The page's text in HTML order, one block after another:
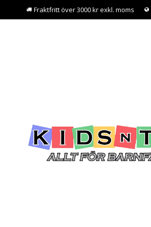
Fraktfritt över 3000 kr exkl. moms